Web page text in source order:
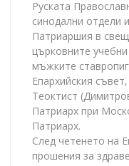
Руската
синодални отдели
Патриаршия в
църковните
мъжките
Епархийския
Теоктист
Патриарх при
Патриарх.
След четенето на
прошения за